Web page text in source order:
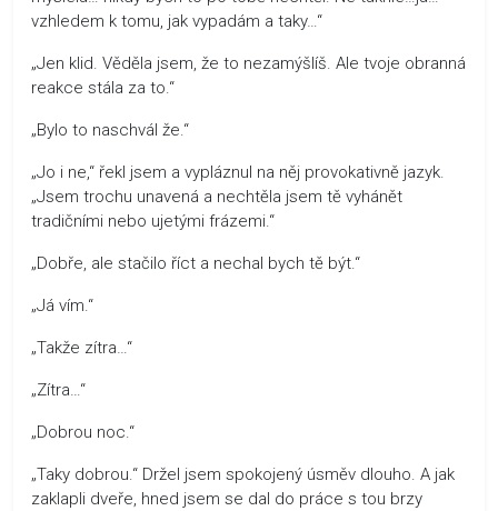
vzhledem k tomu, jak vypadám a taky…“
„Jen klid. Věděla jsem, že to nezamýšlíš. Ale tvoje obranná
reakce stála za to.“
„Bylo to naschvál že.“
„Jo i ne,“ řekl jsem a vypláznul na něj provokativně jazyk.
„Jsem trochu unavená a nechtěla jsem tě vyhánět
tradičními nebo ujetými frázemi.“
„Dobře, ale stačilo říct a nechal bych tě být.“
„Já vím.“
„Takže zítra…“
„Zítra…“
„Dobrou noc.“
„Taky dobrou.“ Držel jsem spokojený úsměv dlouho. A jak
zaklapli dveře, hned jsem se dal do práce s tou brzy